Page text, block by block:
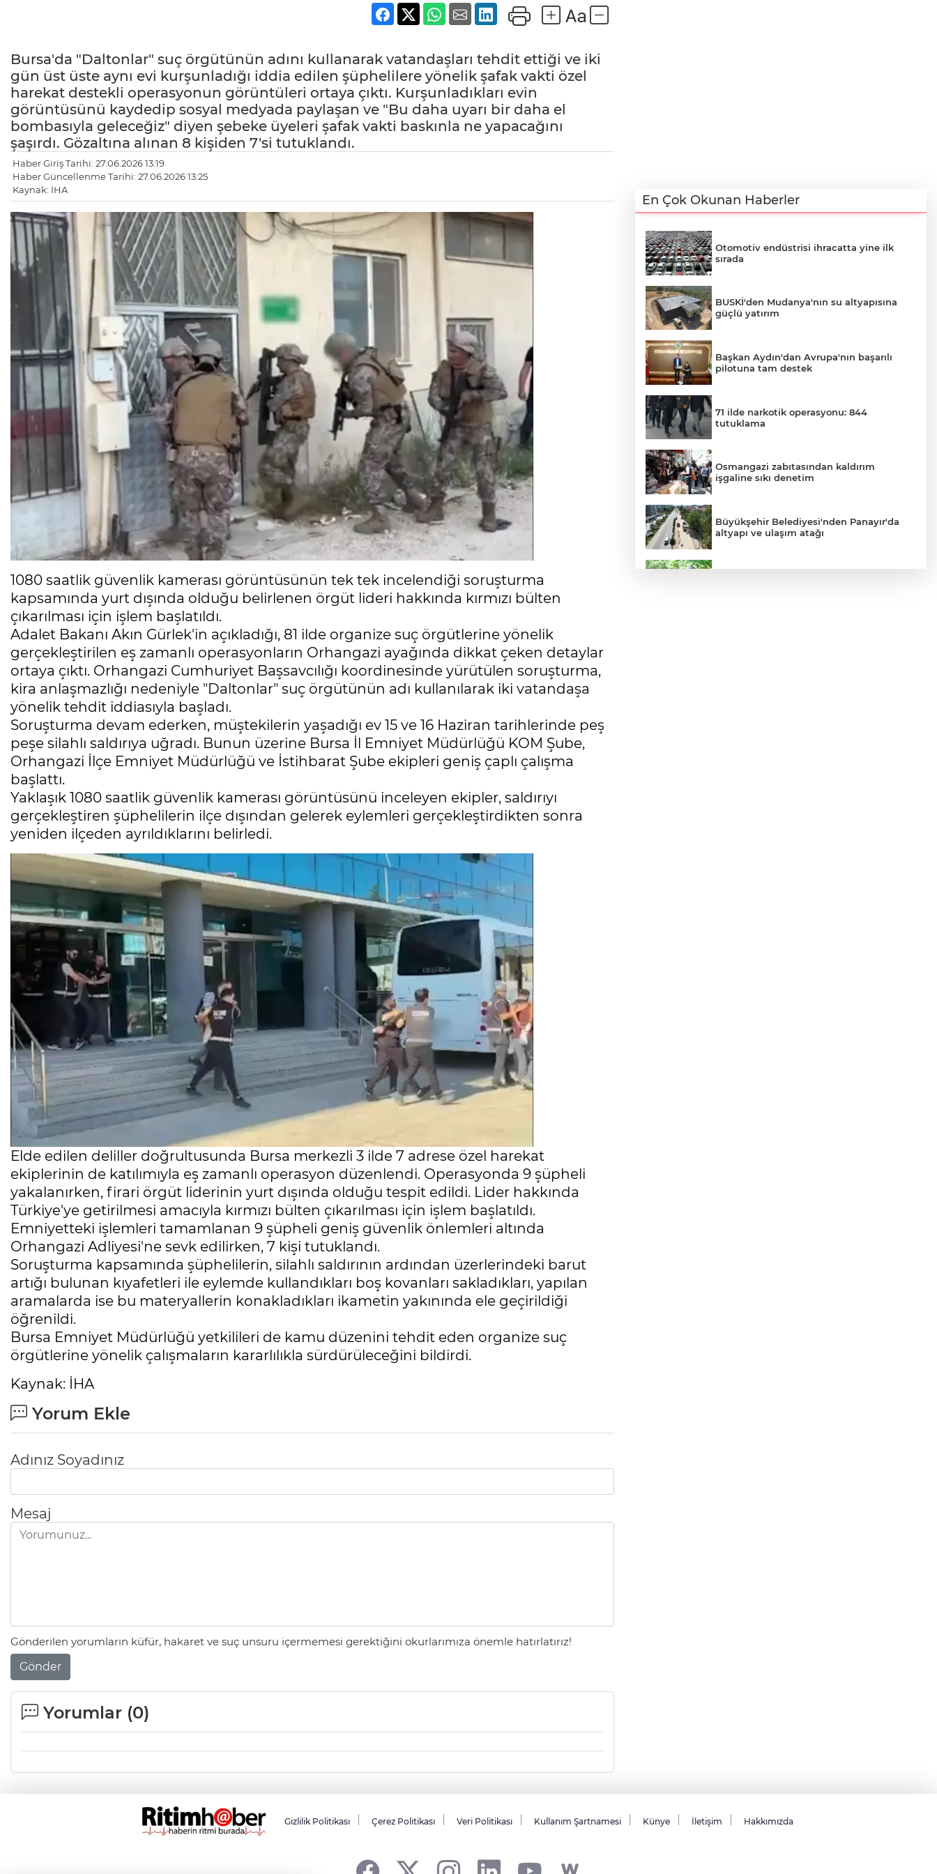
Bursa'da "Daltonlar" suç örgütünün adını kullanarak vatandaşları tehdit ettiği ve iki
gün üst üste aynı evi kurşunladığı iddia edilen şüphelilere yönelik şafak vakti özel
harekat destekli operasyonun görüntüleri ortaya çıktı. Kurşunladıkları evin
görüntüsünü kaydedip sosyal medyada paylaşan ve "Bu daha uyarı bir daha el
bombasıyla geleceğiz" diyen şebeke üyeleri şafak vakti baskınla ne yapacağını
şaşırdı. Gözaltına alınan 8 kişiden 7'si tutuklandı.
Haber Giriş Tarihi: 27.06.2026 13:19
Haber Güncellenme Tarihi: 27.06.2026 13:25
Kaynak: İHA
1080 saatlik güvenlik kamerası görüntüsünün tek tek incelendiği soruşturma
kapsamında yurt dışında olduğu belirlenen örgüt lideri hakkında kırmızı bülten
çıkarılması için işlem başlatıldı.
Adalet Bakanı Akın Gürlek'in açıkladığı, 81 ilde organize suç örgütlerine yönelik
gerçekleştirilen eş zamanlı operasyonların Orhangazi ayağında dikkat çeken detaylar
ortaya çıktı. Orhangazi Cumhuriyet Başsavcılığı koordinesinde yürütülen soruşturma,
kira anlaşmazlığı nedeniyle "Daltonlar" suç örgütünün adı kullanılarak iki vatandaşa
yönelik tehdit iddiasıyla başladı.
Soruşturma devam ederken, müştekilerin yaşadığı ev 15 ve 16 Haziran tarihlerinde peş
peşe silahlı saldırıya uğradı. Bunun üzerine Bursa İl Emniyet Müdürlüğü KOM Şube,
Orhangazi İlçe Emniyet Müdürlüğü ve İstihbarat Şube ekipleri geniş çaplı çalışma
başlattı.
Yaklaşık 1080 saatlik güvenlik kamerası görüntüsünü inceleyen ekipler, saldırıyı
gerçekleştiren şüphelilerin ilçe dışından gelerek eylemleri gerçekleştirdikten sonra
yeniden ilçeden ayrıldıklarını belirledi.
Elde edilen deliller doğrultusunda Bursa merkezli 3 ilde 7 adrese özel harekat
ekiplerinin de katılımıyla eş zamanlı operasyon düzenlendi. Operasyonda 9 şüpheli
yakalanırken, firari örgüt liderinin yurt dışında olduğu tespit edildi. Lider hakkında
Türkiye'ye getirilmesi amacıyla kırmızı bülten çıkarılması için işlem başlatıldı.
Emniyetteki işlemleri tamamlanan 9 şüpheli geniş güvenlik önlemleri altında
Orhangazi Adliyesi'ne sevk edilirken, 7 kişi tutuklandı.
Soruşturma kapsamında şüphelilerin, silahlı saldırının ardından üzerlerindeki barut
artığı bulunan kıyafetleri ile eylemde kullandıkları boş kovanları sakladıkları, yapılan
aramalarda ise bu materyallerin konakladıkları ikametin yakınında ele geçirildiği
öğrenildi.
Bursa Emniyet Müdürlüğü yetkilileri de kamu düzenini tehdit eden organize suç
örgütlerine yönelik çalışmaların kararlılıkla sürdürüleceğini bildirdi.
Kaynak: İHA
Yorum Ekle
Adınız Soyadınız
Mesaj
Gönderilen yorumların küfür, hakaret ve suç unsuru içermemesi gerektiğini okurlarımıza önemle hatırlatırız!
Gönder
Yorumlar (0)
En Çok Okunan Haberler
Otomotiv endüstrisi ihracatta yine ilk
sırada
BUSKİ'den Mudanya'nın su altyapısına
güçlü yatırım
Başkan Aydın'dan Avrupa'nın başarılı
pilotuna tam destek
71 ilde narkotik operasyonu: 844
tutuklama
Osmangazi zabıtasından kaldırım
işgaline sıkı denetim
Büyükşehir Belediyesi'nden Panayır'da
altyapı ve ulaşım atağı
Gizlilik Politikası Çerez Politikası Veri Politikası Kullanım Şartnamesi Künye İletişim Hakkımızda